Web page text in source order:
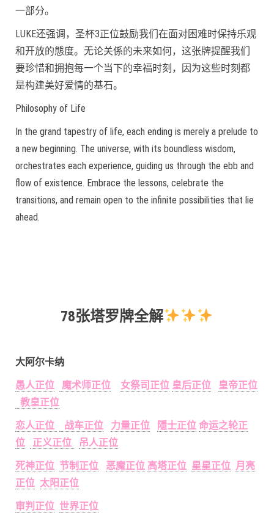
一部分。
LUKE还强调，圣杯3正位鼓励我们在面对困难时保持乐观
和开放的態度。无论关係的未来如何，这张牌提醒我们
要珍惜和拥抱每一个当下的幸福时刻，因为这些时刻都
是构建美好爱情的基石。
Philosophy of Life
In the grand tapestry of life, each ending is merely a prelude to
a new beginning. The universe, with its boundless wisdom,
orchestrates each experience, guiding us through the ebb and
flow of existence. Embrace the lessons, celebrate the
transitions, and remain open to the infinite possibilities that lie
ahead.
78张塔罗牌全解
大阿尔卡纳
愚人正位
魔术师正位 女祭司正位 皇后正位
皇帝正位
教皇正位
恋人正位
战车正位 力量正位 隱士正位 命运之轮正
位
正义正位
吊人正位
死神正位 节制正位 恶魔正位 高塔正位 星星正位 月亮
正位 太阳正位
审判正位 世界正位